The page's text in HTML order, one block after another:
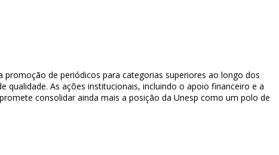
de periódicos para categorias superiores ao longo dos
As ações institucionais, incluindo o apoio financeiro e a
consolidar ainda mais a posição da Unesp como um polo de